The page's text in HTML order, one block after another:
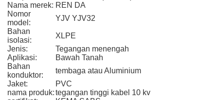
Nama merek: REN DA
Nomor
model:
YJV YJV32
Bahan
isolasi:
XLPE
Jenis:
Tegangan menengah
Aplikasi:
Bawah Tanah
Bahan
konduktor:
tembaga atau Aluminium
Jaket:
PVC
nama produk:tegangan tinggi kabel 10 kv